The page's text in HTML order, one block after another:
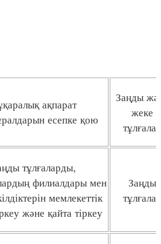
ақпарат
есепке қою
Заңды
жеке
тұлғалар
тұлғаларды,
филиалдары мен
мемлекеттік
және қайта тіркеу
Заңды
тұлғалар